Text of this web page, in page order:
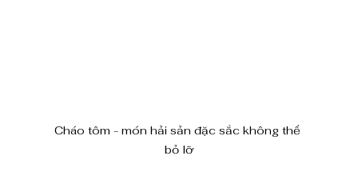
Cháo tôm - món hải sản đặc sắc không thể
bỏ lỡ